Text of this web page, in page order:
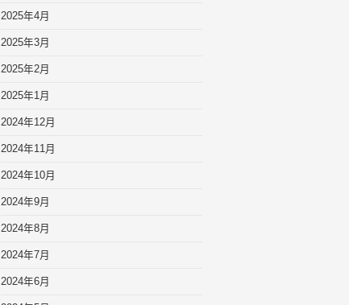
2025年4月
2025年3月
2025年2月
2025年1月
2024年12月
2024年11月
2024年10月
2024年9月
2024年8月
2024年7月
2024年6月